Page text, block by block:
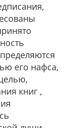
его нафса,
книг ,